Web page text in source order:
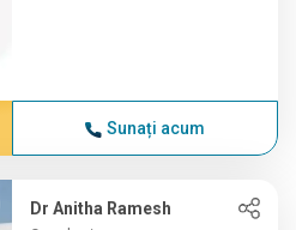
Sunați acum
Dr Anitha Ramesh